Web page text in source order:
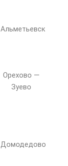
Альметьевск
Орехово —
Зуево
Домодедово